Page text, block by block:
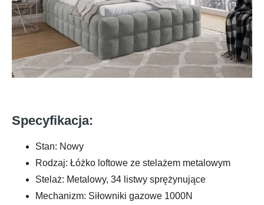
Specyfikacja:
Stan: Nowy
Rodzaj: Łóżko loftowe ze stelażem metalowym
Stelaż: Metalowy, 34 listwy sprężynujące
Mechanizm: Siłowniki gazowe 1000N